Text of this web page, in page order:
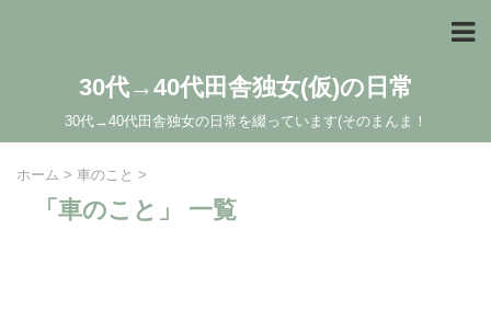
30代→40代田舎独女(仮)の日常
30代→40代田舎独女の日常を綴っています(そのまんま！
ホーム > 車のこと >
「車のこと」 一覧